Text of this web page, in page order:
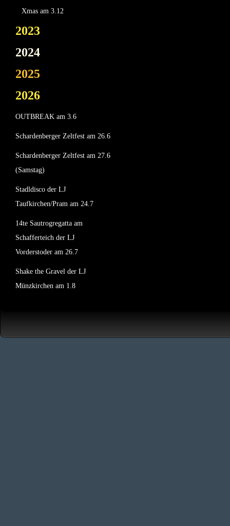
Xmas am 3.12
2023
2024
2025
2026
OUTBREAK am 3.6
Schardenberger Zeltfest am 26.6
Schardenberger Zeltfest am 27.6
(Samstag)
Stadldisco der LJ
Taufkirchen/Pram am 24.7
14te Sautrogregatta am
Schafferteich der LJ
Vorderstoder am 26.7
Shake the Gravel der LJ
Münzkirchen am 1.8